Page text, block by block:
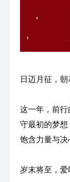
日迈月征，
这一年，前
守最初的梦
饱含力量与决
岁末将至，爱